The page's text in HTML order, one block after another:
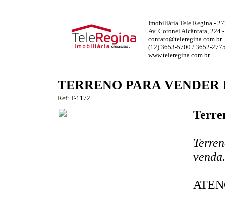
Imobiliária Tele Regina -
Av. Coronel Alcântara, 224
contato@teleregina.com.br
(12) 3653-5700 / 3652-
www.teleregina.com.br
TERRENO PARA VENDER
Ref: T-1172